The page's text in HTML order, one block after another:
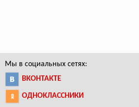
Мы в социальных сетях:
ВКОНТАКТЕ
ОДНОКЛАССНИКИ